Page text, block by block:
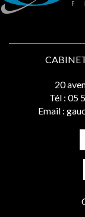
20
Tél : 05
Email :